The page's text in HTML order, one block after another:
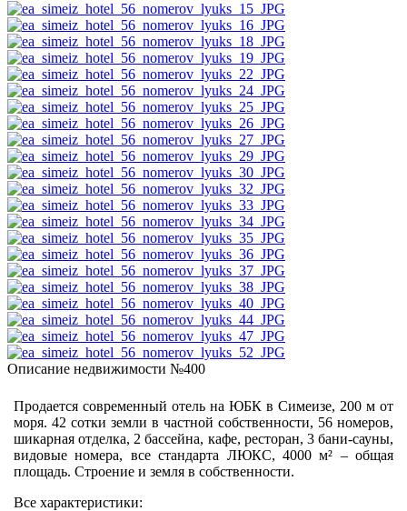
Описание недвижимости №400
Продается современный отель на ЮБК в Симеизе, 200 м от
моря. 42 сотки земли в частной собственности, 56 номеров,
шикарная отделка, 2 бассейна, кафе, ресторан, 3 бани-сауны,
видовые номера, все стандарта ЛЮКС, 4000 м² – общая
площадь. Строение и земля в собственности.
Все характеристики: